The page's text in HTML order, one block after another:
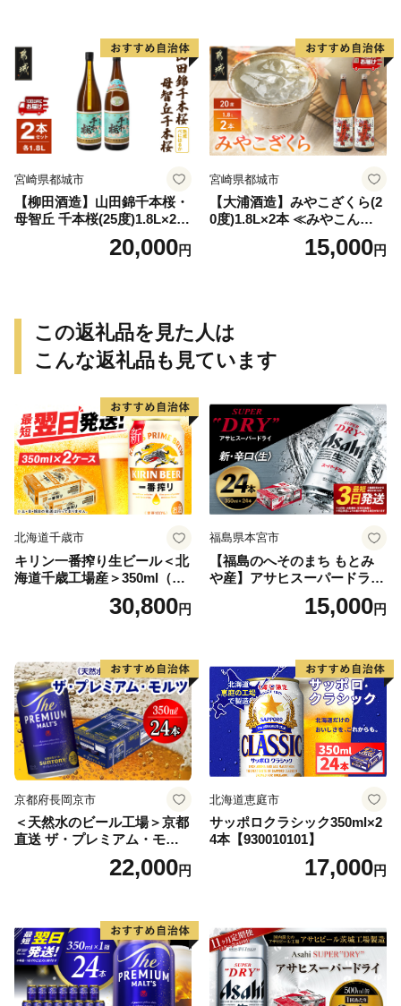
宮崎県都城市
【柳田酒造】山田錦千本桜・
母智丘 千本桜(25度)1.8L×2本
≪みやこんじょ特急便≫_AC
20,000円
宮崎県都城市
【大浦酒造】みやこざくら(2
0度)1.8L×2本 ≪みやこんじょ
特急便≫_MJ-077115,000円
この返礼品を見た人は
こんな返礼品も見ています
北海道千歳市
キリン一番搾り生ビール＜北
海道千歳工場産＞350ml（24
30,800円
福島県本宮市
【福島のへそのまち もとみ
や産】アサヒスーパードライ
350ml×24本 合計8.4L 1ケー
ス アルコール度数5% 缶ビー
口 送料無料 カメイ 本宮市
【07214-0206】
15,000円
京都府長岡京市
＜天然水のビール工場＞京都
直送 ザ・プレミアム・モル
ツ 350ml×24本 プレモル [149
22,000円
北海道恵庭市
サッポロクラシック350ml×2
4本【930010101】
17,000円